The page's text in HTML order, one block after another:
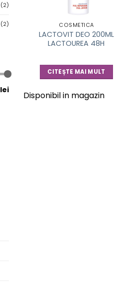
(2)
(2) COSMETICA
LACTOVIT DEO 200ML
LACTOUREA 48H
CITEȘTE MAI MULT
Disponibil in magazin